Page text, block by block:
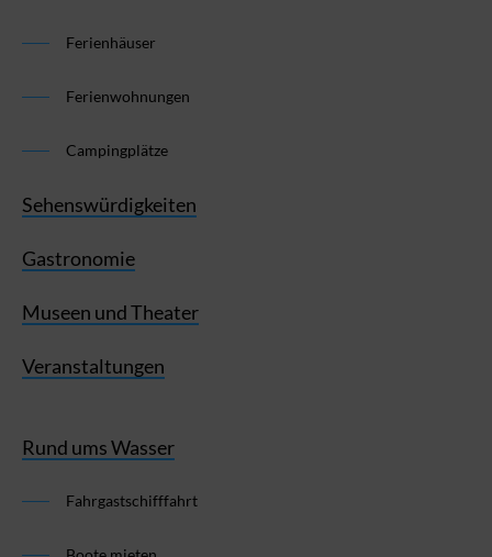
Ferienhäuser
Ferienwohnungen
Campingplätze
Sehenswürdigkeiten
Gastronomie
Museen und Theater
Veranstaltungen
Rund ums Wasser
Fahrgastschifffahrt